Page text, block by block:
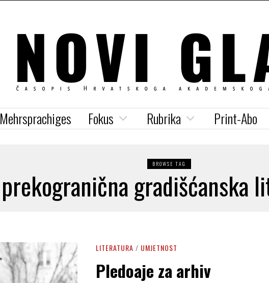
Mehrsprachiges Fokus Rubrika Print-Abo
BROWSE TAG
prekogranična gradišćanska
LITERATURA / UMJETNOST
Pledoaje za arhiv